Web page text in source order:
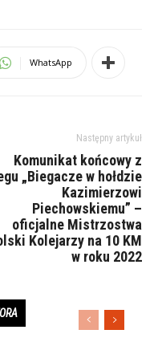
WhatsApp
Następny artykuł
Komunikat końcowy z
„Biegacze w hołdzie
Kazimierzowi
Piechowskiemu” –
oficjalne Mistrzostwa
Kolejarzy na 10 KM
w roku 2022